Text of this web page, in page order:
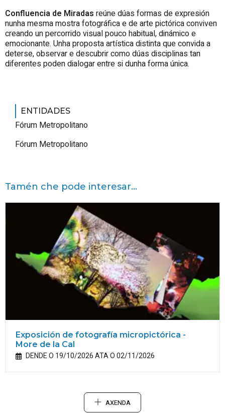
Confluencia de Miradas reúne dúas formas de expresión
nunha mesma mostra fotográfica e de arte pictórica conviven
creando un percorrido visual pouco habitual, dinámico e
emocionante. Unha proposta artística distinta que convida a
deterse, observar e descubrir como dúas disciplinas tan
diferentes poden dialogar entre si dunha forma única.
ENTIDADES
Fórum Metropolitano
Fórum Metropolitano
Tamén che pode interesar...
Exposición de fotografía micropictórica -
More de la Cal
DENDE O 19/10/2026 ATA O 02/11/2026
AXENDA